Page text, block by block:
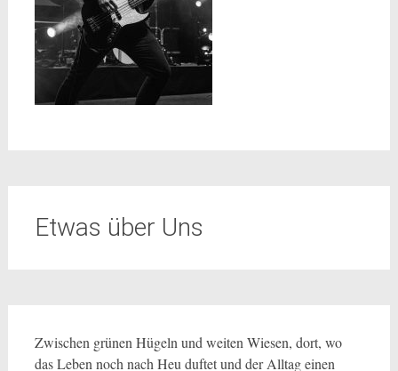
Etwas über Uns
Zwischen grünen Hügeln und weiten Wiesen, dort, wo
das Leben noch nach Heu duftet und der Alltag einen